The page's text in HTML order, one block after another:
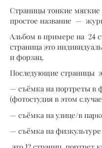
Страницы тонкие мягкие
простое название —
Альбом в примере на 24
страница это
и форзац.
Последующие страницы
— съёмка на портреты в
(фотостудия в этом
— съёмка на улице/в
— съёмка на физкультуре